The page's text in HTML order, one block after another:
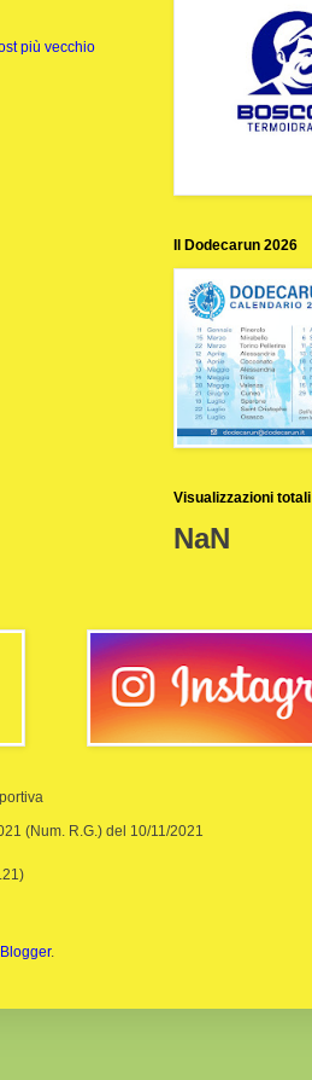
più vecchio
Il Dodecarun 2026
Visualizzazioni totali
NaN
(Num. R.G.) del 10/11/2021
Blogger.